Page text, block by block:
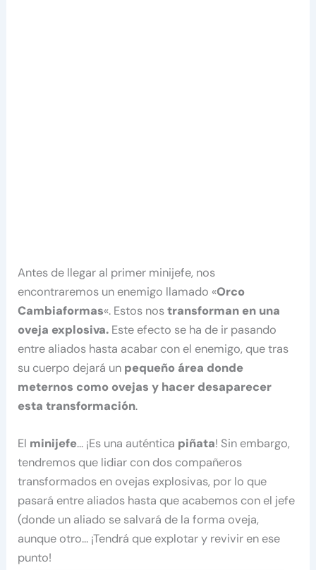
Antes de llegar al primer minijefe, nos
encontraremos un enemigo llamado «Orco
Cambiaformas«. Estos nostransforman en una
oveja explosiva. Este efecto se ha de ir pasando
entre aliados hasta acabar con el enemigo, que tras
su cuerpo dejará un pequeño área donde
meternos como ovejas y hacer desaparecer
esta transformación.
El minijefe… ¡Es una auténtica piñata! Sin embargo,
tendremos que lidiar con dos compañeros
transformados en ovejas explosivas, por lo que
pasará entre aliados hasta que acabemos con el jefe
(donde un aliado se salvará de la forma oveja,
aunque otro… ¡Tendrá que explotar y revivir en ese
punto!